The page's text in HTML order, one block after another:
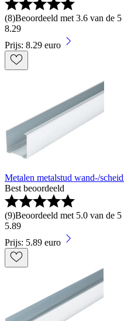
(8)Beoordeeld met 3.6 van de
8.29
Prijs: 8.29 euro
Metalen metalstud wand-/
Best beoordeeld
(9)Beoordeeld met 5.0 van de
5.89
Prijs: 5.89 euro